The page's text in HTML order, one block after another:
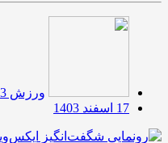
ورزش 3
17 اسفند 1403